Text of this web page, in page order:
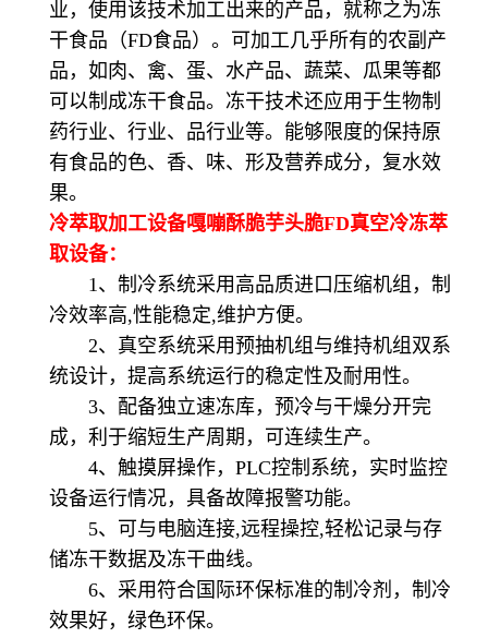
业，使用该技术加工出来的产品，就称之为冻
干食品（FD食品）。可加工几乎所有的农副产
品，如肉、禽、蛋、水产品、蔬菜、瓜果等都
可以制成冻干食品。冻干技术还应用于生物制
药行业、行业、品行业等。能够限度的保持原
有食品的色、香、味、形及营养成分，复水效
果。
冷萃取加工设备嘎嘣酥脆芋头脆FD真空冷冻萃
取设备：
1、制冷系统采用高品质进口压缩机组，制
冷效率高,性能稳定,维护方便。
2、真空系统采用预抽机组与维持机组双系
统设计，提高系统运行的稳定性及耐用性。
3、配备独立速冻库，预冷与干燥分开完
成，利于缩短生产周期，可连续生产。
4、触摸屏操作，PLC控制系统，实时监控
设备运行情况，具备故障报警功能。
5、可与电脑连接,远程操控,轻松记录与存
储冻干数据及冻干曲线。
6、采用符合国际环保标准的制冷剂，制冷
效果好，绿色环保。